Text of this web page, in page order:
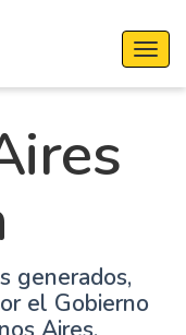
generados,
el Gobierno